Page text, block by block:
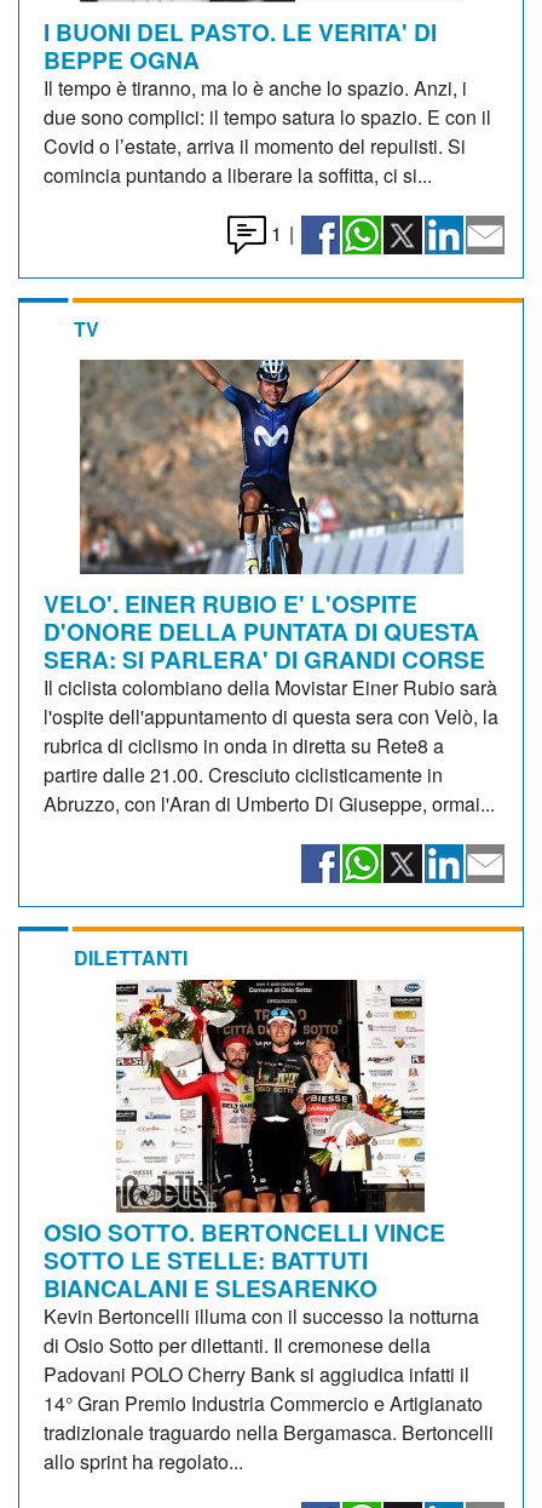
I BUONI DEL PASTO. LE VERITA' DI
BEPPE OGNA
Il tempo è tiranno, ma lo è anche lo spazio. Anzi, i
due sono complici: il tempo satura lo spazio. E con il
Covid o l’estate, arriva il momento del repulisti. Si
comincia puntando a liberare la soffitta, ci si...
1 |
TV
VELO'. EINER RUBIO E' L'OSPITE
D'ONORE DELLA PUNTATA DI QUESTA
SERA: SI PARLERA' DI GRANDI CORSE
Il ciclista colombiano della Movistar Einer Rubio sarà
l'ospite dell'appuntamento di questa sera con Velò, la
rubrica di ciclismo in onda in diretta su Rete8 a
partire dalle 21.00. Cresciuto ciclisticamente in
Abruzzo, con l'Aran di Umberto Di Giuseppe, ormai...
DILETTANTI
OSIO SOTTO. BERTONCELLI VINCE
SOTTO LE STELLE: BATTUTI
BIANCALANI E SLESARENKO
Kevin Bertoncelli illuma con il successo la notturna
di Osio Sotto per dilettanti. Il cremonese della
Padovani POLO Cherry Bank si aggiudica infatti il
14° Gran Premio Industria Commercio e Artigianato
tradizionale traguardo nella Bergamasca. Bertoncelli
allo sprint ha regolato...